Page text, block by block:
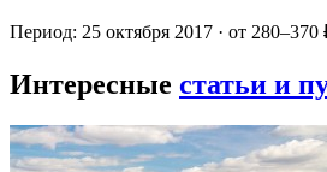
Период: 25 октября 2017 · от 280–370
Интересные статьи и